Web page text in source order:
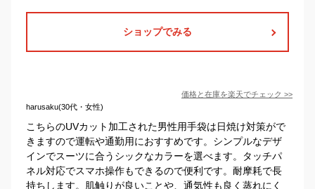
ショップでみる
価格と在庫を楽天でチェック >>
harusaku(30代・女性)
こちらのUVカット加工された男性用手袋は日焼け対策がで
きますので運転や通勤用におすすめです。シンプルなデザ
インでスーツに合うシックなカラーを選べます。タッチパ
ネル対応でスマホ操作もできるので便利です。耐摩耗で長
持ちします。肌触りが良いことや、通気性も良く蒸れにく